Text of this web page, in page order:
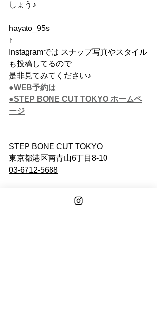
しょう♪
hayato_95s
↑
Instagramでは スナップ写真やスタイル
も投稿してるので
是非見てみてください♪
●WEB予約は
●STEP BONE CUT TOKYO ホームペ
ージ
STEP BONE CUT TOKYO
東京都港区南青山6丁目8-10
03-6712-5688